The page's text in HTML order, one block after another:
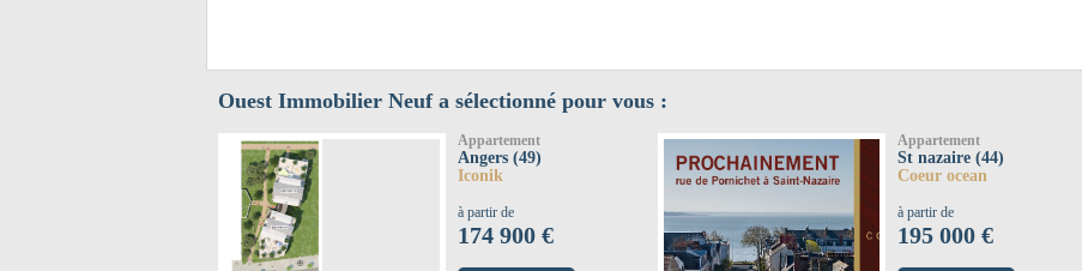
Ouest Immobilier Neuf a sélectionné pour vous :
Appartement
Angers (49)
Iconik
à partir de
174 900 €
Appartement
St nazaire (44)
Coeur ocean
à partir de
195 000 €